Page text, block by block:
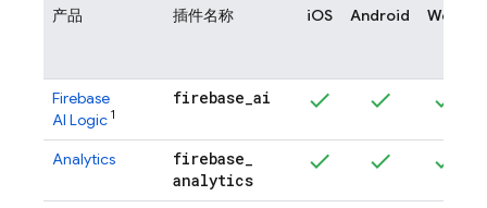
产品 插件名称 iOS Android Web
Firebase
AI Logic 1
firebase_ai
Analytics firebase_
analytics